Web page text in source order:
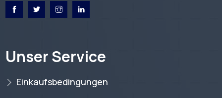
Unser Service
Einkaufsbedingungen